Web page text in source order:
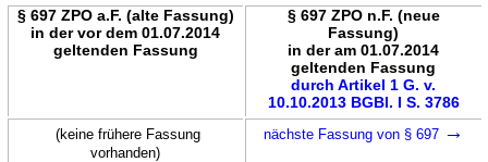
§ 697 ZPO a.F. (alte Fassung)
in der vor dem 01.07.2014
geltenden Fassung
§ 697 ZPO n.F. (neue
Fassung)
in der am 01.07.2014
geltenden Fassung
durch Artikel 1 G. v.
10.10.2013 BGBl. I S. 3786
(keine frühere Fassung
vorhanden)
nächste Fassung von § 697 →